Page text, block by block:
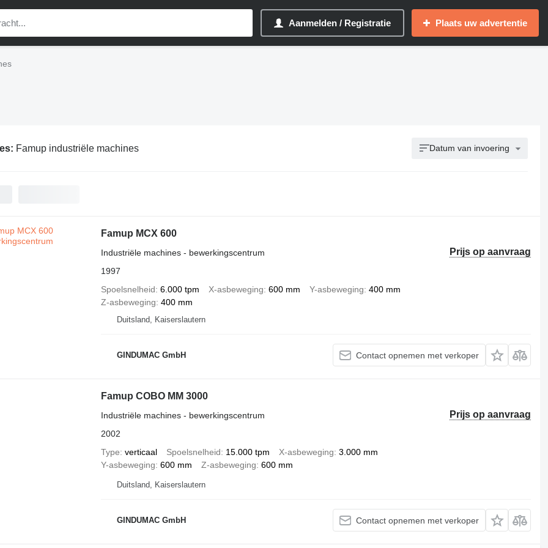
Aanmelden / Registratie Plaats uw advertentie
Famup industriële machines Datum van invoering
Famup MCX 600
Prijs op aanvraag
Industriële machines - bewerkingscentrum
1997
Spoelsnelheid 6.000 tpm X-asbeweging 600 mm Y-asbeweging 400 mm
Z-asbeweging 400 mm
Duitsland, Kaiserslautern
GINDUMAC GmbH Contact opnemen met verkoper
Famup COBO MM 3000
Prijs op aanvraag
Industriële machines - bewerkingscentrum
2002
Type verticaal Spoelsnelheid 15.000 tpm X-asbeweging 3.000 mm
Y-asbeweging 600 mm Z-asbeweging 600 mm
Duitsland, Kaiserslautern
GINDUMAC GmbH Contact opnemen met verkoper